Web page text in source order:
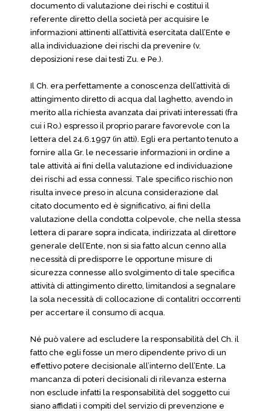
documento di valutazione dei rischi e costituì il
referente diretto della società per acquisire le
informazioni attinenti all’attività esercitata dall’Ente e
alla individuazione dei rischi da prevenire (v.
deposizioni rese dai testi Zu. e Pe.).
Il Ch. era perfettamente a conoscenza dell’attività di
attingimento diretto di acqua dal laghetto, avendo in
merito alla richiesta avanzata dai privati interessati (fra
cui i Ro.) espresso il proprio parare favorevole con la
lettera del 24.6.1997 (in atti). Egli era pertanto tenuto a
fornire alla Gr. le necessarie informazioni in ordine a
tale attività ai fini della valutazione ed individuazione
dei rischi ad essa connessi. Tale specifico rischio non
risulta invece preso in alcuna considerazione dal
citato documento ed è significativo, ai fini della
valutazione della condotta colpevole, che nella stessa
lettera di parare sopra indicata, indirizzata al direttore
generale dell’Ente, non si sia fatto alcun cenno alla
necessità di predisporre le opportune misure di
sicurezza connesse allo svolgimento di tale specifica
attività di attingimento diretto, limitandosi a segnalare
la sola necessità di collocazione di contalitri occorrenti
per accertare il consumo di acqua.
Né può valere ad escludere la responsabilità del Ch. il
fatto che egli fosse un mero dipendente privo di un
effettivo potere decisionale all’interno dell’Ente. La
mancanza di poteri decisionali di rilevanza esterna
non esclude infatti la responsabilità del soggetto cui
siano affidati i compiti del servizio di prevenzione e